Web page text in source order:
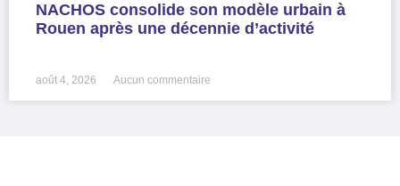
NACHOS consolide son modèle urbain à
Rouen après une décennie d’activité
août 4, 2026 Aucun commentaire